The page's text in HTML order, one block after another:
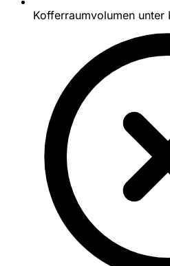
Kofferraumvolumen unter